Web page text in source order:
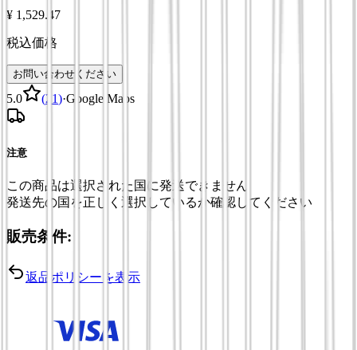
¥ 1,529.47
税込価格
お問い合わせください
5.0 (21)·Google Maps
注意
この商品は選択された国に発送できません
発送先の国を正しく選択しているか確認してください
販売条件:
返品ポリシーを表示